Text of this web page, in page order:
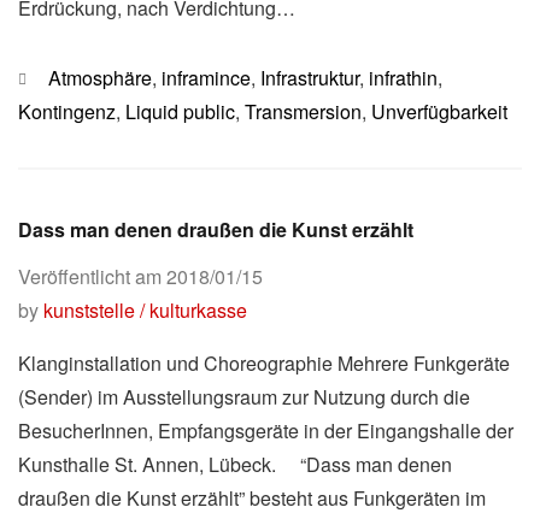
Erdrückung, nach Verdichtung…
Kategorien
Atmosphäre, inframince, Infrastruktur, infrathin,
Kontingenz, Liquid public, Transmersion, Unverfügbarkeit
Dass man denen draußen die Kunst erzählt
Veröffentlicht am 2018/01/15
by kunststelle / kulturkasse
Klanginstallation und Choreographie Mehrere Funkgeräte
(Sender) im Ausstellungsraum zur Nutzung durch die
BesucherInnen, Empfangsgeräte in der Eingangshalle der
Kunsthalle St. Annen, Lübeck. “Dass man denen
draußen die Kunst erzählt” besteht aus Funkgeräten im